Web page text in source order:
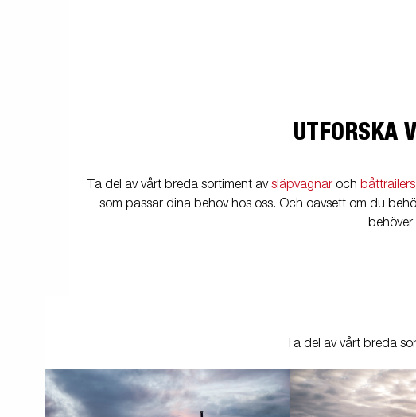
UTFORSKA
Ta del av vårt breda sortiment avsläpvagnar och båttrailers
som passar dina behov hos oss. Och oavsett om du
behöver
Ta del av vårt breda